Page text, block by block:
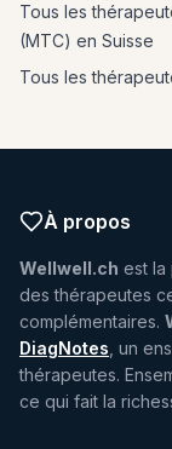
Tous les
(MTC) en Suisse
Tous les
À propos
Wellwell.ch est
des thérapeutes
complémentaires.
DiagNotes , un
thérapeutes.
ce qui fait la